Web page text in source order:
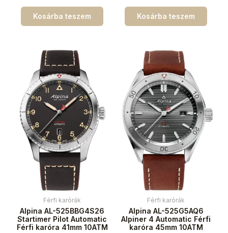
Kosárba teszem Kosárba teszem
Férfi karórák
Alpina AL-525BBG4S26
Startimer Pilot Automatic
Férfi karóra 41mm 10ATM
Férfi karórák
Alpina AL-525G5AQ6
Alpiner 4 Automatic Férfi
karóra 45mm 10ATM